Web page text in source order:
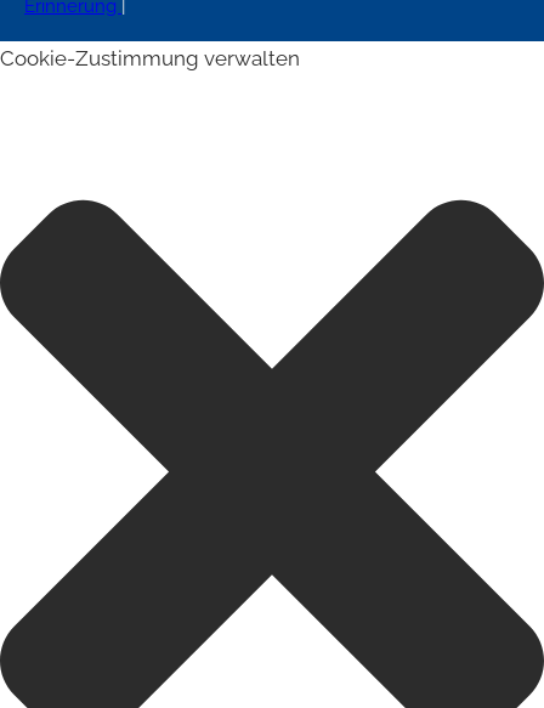
Erinnerung
Cookie-Zustimmung verwalten